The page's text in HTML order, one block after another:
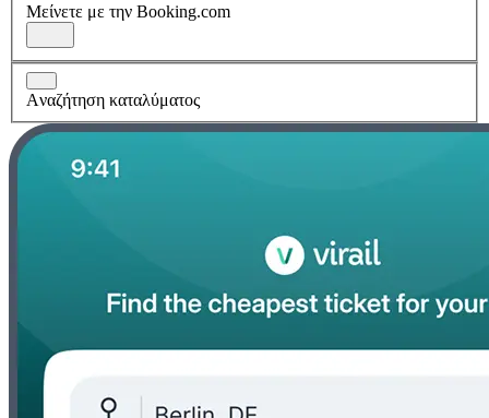
Μείνετε με την Booking.com
Aναζήτηση καταλύματος